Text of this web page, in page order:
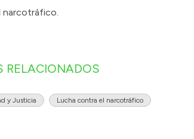
narcotráfico.
RELACIONADOS
y Justicia Lucha contra el narcotráfico